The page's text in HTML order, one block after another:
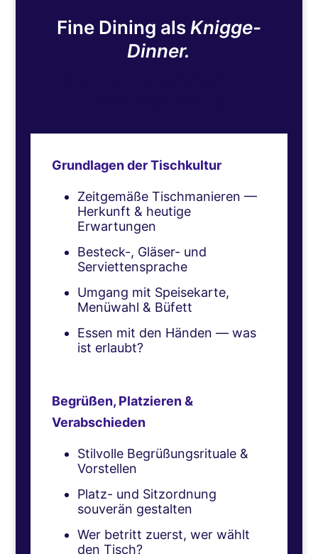
Fine Dining als Knigge-
Dinner.
Grundlagen der Tischkultur
Zeitgemäße Tischmanieren —
Herkunft & heutige
Erwartungen
Besteck-, Gläser- und
Serviettensprache
Umgang mit Speisekarte,
Menüwahl & Büfett
Essen mit den Händen — was
ist erlaubt?
Begrüßen, Platzieren &
Verabschieden
Stilvolle Begrüßungsrituale &
Vorstellen
Platz- und Sitzordnung
souverän gestalten
Wer betritt zuerst, wer wählt
den Tisch?